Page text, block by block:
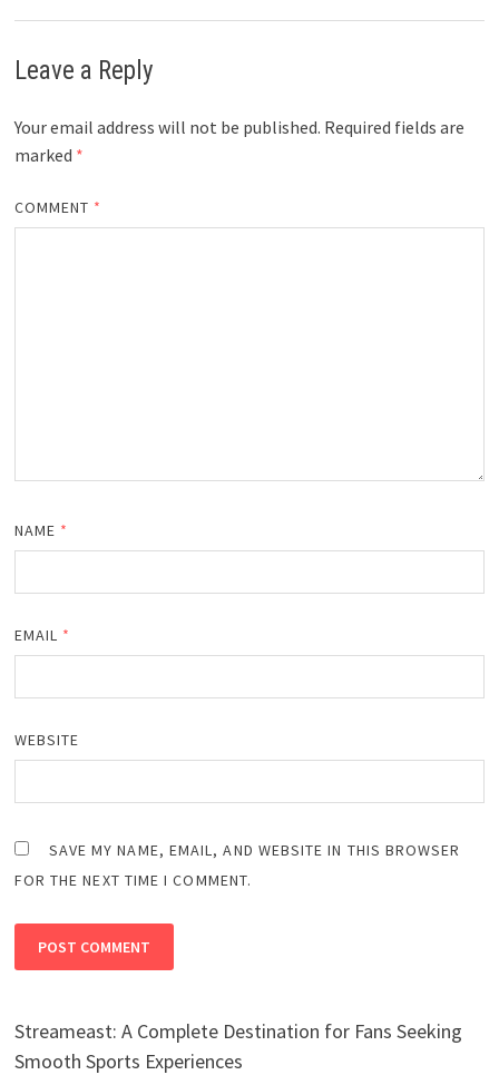
Leave a Reply
Your email address will not be published. Required fields are
marked *
COMMENT *
NAME *
EMAIL *
WEBSITE
SAVE MY NAME, EMAIL, AND WEBSITE IN THIS BROWSER
FOR THE NEXT TIME I COMMENT.
Streameast: A Complete Destination for Fans Seeking
Smooth Sports Experiences